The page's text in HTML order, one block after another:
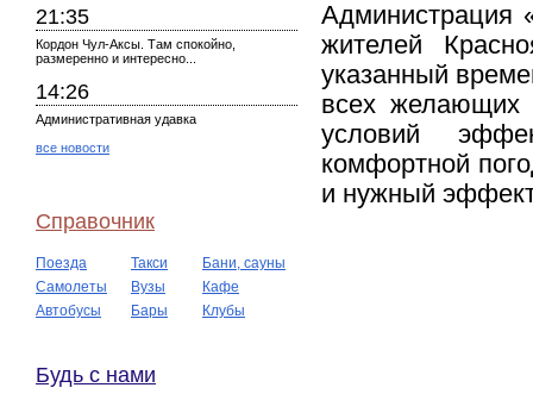
21:35
Кордон Чул-Аксы. Там спокойно,
размеренно и интересно...
14:26
Административная удавка
все новости
Справочник
Поезда Такси
Бани, сауны
Самолеты
Вузы
Кафе
Автобусы
Бары Клубы
Будь с нами
Администрация
жителей
указанный
всех
условий
комфортной
и нужный эффект